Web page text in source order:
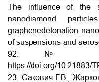
The influence of the
nanodiamond
graphenedetonation
of suspensions and
92. № 12.
https://doi.org/10.21883/
23. Сакович Г.В.,